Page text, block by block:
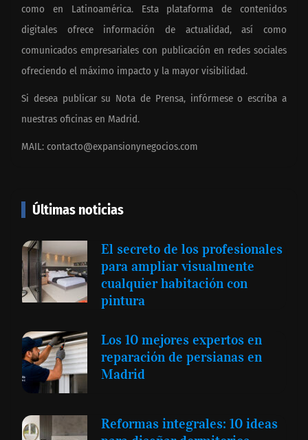
como en Latinoamérica. Esta plataforma de contenidos
digitales ofrece información de actualidad, así como
comunicados empresariales con publicación en redes sociales
ofreciendo el máximo impacto y la mayor visibilidad.
Si desea publicar su Nota de Prensa, infórmese o escriba a
nuestras oficinas en Madrid.
MAIL: contacto@expansionynegocios.com
Últimas noticias
El secreto de los profesionales
para ampliar visualmente
cualquier habitación con
pintura
Los 10 mejores expertos en
reparación de persianas en
Madrid
Reformas integrales: 10 ideas